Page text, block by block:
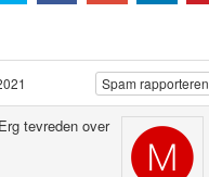
tevreden over
Spam rapporteren